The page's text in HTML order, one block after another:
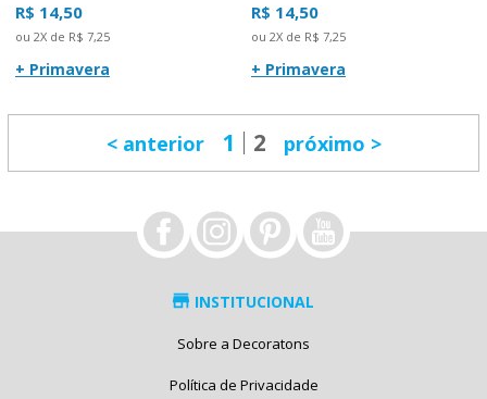
R$ 14,50
ou 2X de R$ 7,25
+ Primavera
R$ 14,50
ou 2X de R$ 7,25
+ Primavera
anterior 1 2 próximo
INSTITUCIONAL
Sobre a Decoratons
Política de Privacidade